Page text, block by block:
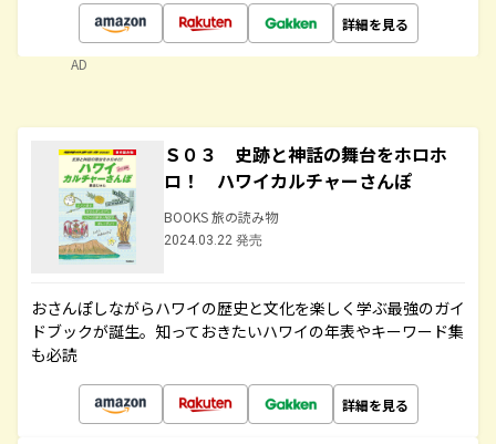
詳細を見る
AD
Ｓ０３ 史跡と神話の舞台をホロホ
ロ！ ハワイカルチャーさんぽ
BOOKS 旅の読み物
2024.03.22 発売
おさんぽしながらハワイの歴史と文化を楽しく学ぶ最強のガイ
ドブックが誕生。知っておきたいハワイの年表やキーワード集
も必読
詳細を見る